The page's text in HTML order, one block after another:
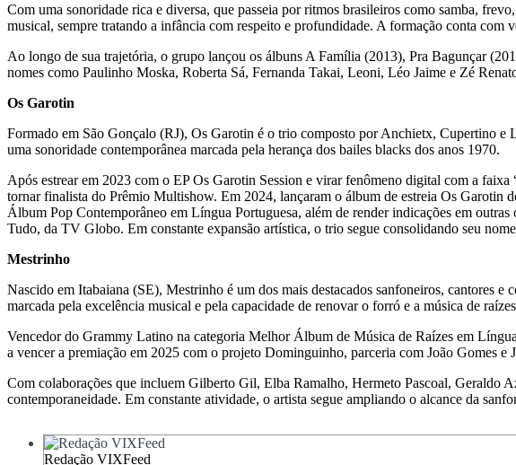
Com uma sonoridade rica e diversa, que passeia por ritmos brasileiros como samba,
musical, sempre tratando a infância com respeito e profundidade. A formação conta
Ao longo de sua trajetória, o grupo lançou os álbuns A Família (2013), Pra Bagunçar
nomes como Paulinho Moska, Roberta Sá, Fernanda Takai, Leoni, Léo Jaime e Zé
Os Garotin
Formado em São Gonçalo (RJ), Os Garotin é o trio composto por Anchietx, Cupertino
uma sonoridade contemporânea marcada pela herança dos bailes blacks dos anos 1970.
Após estrear em 2023 com o EP Os Garotin Session e virar fenômeno digital com a
tornar finalista do Prêmio Multishow. Em 2024, lançaram o álbum de estreia Os
Álbum Pop Contemporâneo em Língua Portuguesa, além de render indicações em
Tudo, da TV Globo. Em constante expansão artística, o trio segue consolidando seu
Mestrinho
Nascido em Itabaiana (SE), Mestrinho é um dos mais destacados sanfoneiros, cantores
marcada pela excelência musical e pela capacidade de renovar o forró e a música de
Vencedor do Grammy Latino na categoria Melhor Álbum de Música de Raízes em
a vencer a premiação em 2025 com o projeto Dominguinho, parceria com João Gomes
Com colaborações que incluem Gilberto Gil, Elba Ramalho, Hermeto Pascoal, Geraldo
contemporaneidade. Em constante atividade, o artista segue ampliando o alcance da
Redação VIXFeed